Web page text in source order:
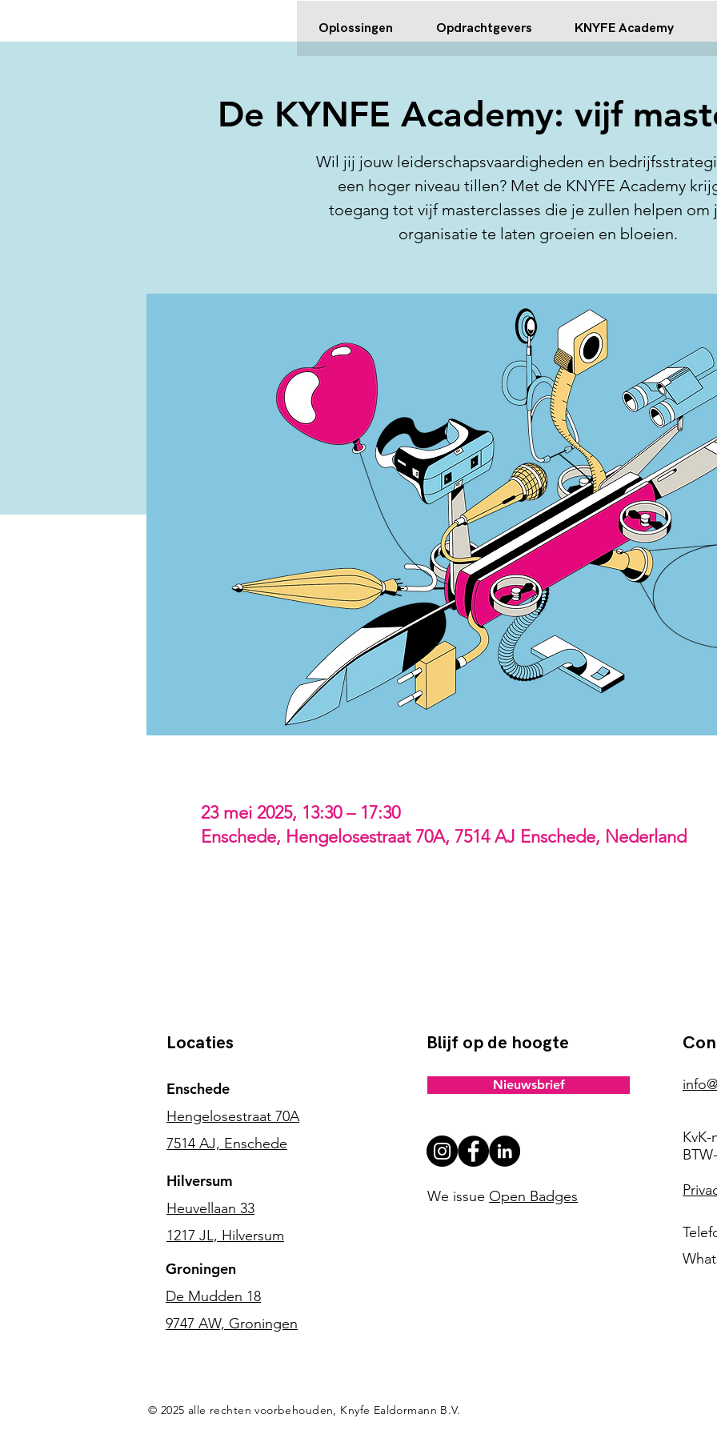
Oplossingen Opdrachtgevers KNYFE Academy
De KYNFE Academy: vijf
Wil jij jouw leiderschapsvaardigheden en
een hoger niveau tillen? Met de KNYFE Academy
toegang tot vijf masterclasses die je zullen helpen om
23 mei 2025, 13:30 – 17:30
Enschede, Hengelosestraat 70A, 7514 AJ Enschede, Nederland
Locaties
Enschede
Hengelosestraat 70A
7514 AJ, Enschede
Hilversum
Heuvellaan 33
1217 JL, Hilversum
Groningen
De Mudden 18
9747 AW, Groningen
Blijf op de hoogte
Nieuwsbrief
We issue Open Badges
KvK-
© 2025 alle rechten voorbehouden, Knyfe Ealdormann B.V.